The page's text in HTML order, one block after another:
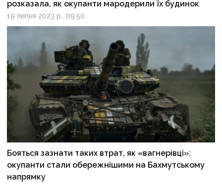
розказала, як окупанти мародерили їх будинок
19 липня 2023 р., 09:50
Бояться зазнати таких втрат, як «вагнерівці»:
окупанти стали обережнішими на Бахмутському
напрямку